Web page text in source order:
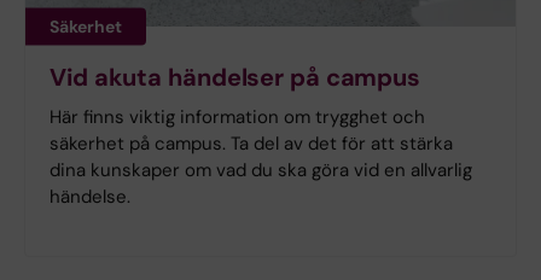
Säkerhet
Vid akuta händelser på campus
Här finns viktig information om trygghet och
säkerhet på campus. Ta del av det för att stärka
dina kunskaper om vad du ska göra vid en allvarlig
händelse.